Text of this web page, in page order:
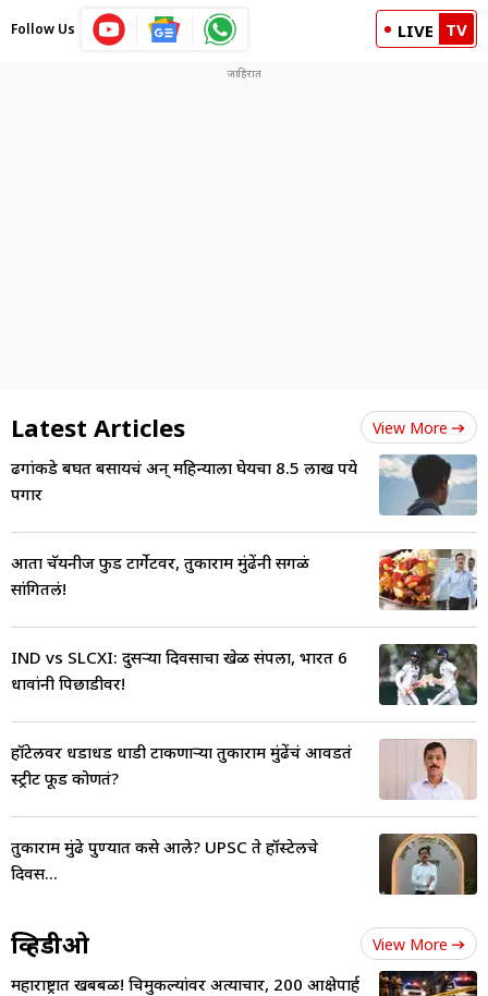
Follow Us LIVE TV
Latest Articles View More
ढगांकडे बघत बसायचं अन् महिन्याला घेयचा 8.5 लाख रुपये
पगार
आता चॅयनीज फुड टार्गेटवर, तुकाराम मुंढेंनी सगळं
सांगितलं!
IND vs SLCXI: दुसऱ्या दिवसाचा खेळ संपला, भारत 6
धावांनी पिछाडीवर!
हॉटेलवर धडाधड धाडी टाकणाऱ्या तुकाराम मुंढेंचं आवडतं
स्ट्रीट फूड कोणतं?
तुकाराम मुंढे पुण्यात कसे आले? UPSC ते हॉस्टेलचे
दिवस...
व्हिडीओ View More
महाराष्ट्रात खबबळ! चिमुकल्यांवर अत्याचार, 200 आक्षेपार्ह